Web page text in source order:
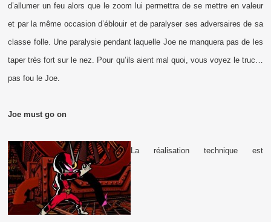
d’allumer un feu alors que le zoom lui permettra de se mettre en valeur
et par la même occasion d’éblouir et de paralyser ses adversaires de sa
classe folle. Une paralysie pendant laquelle Joe ne manquera pas de les
taper très fort sur le nez. Pour qu’ils aient mal quoi, vous voyez le truc…
pas fou le Joe.
Joe must go on
La réalisation technique est